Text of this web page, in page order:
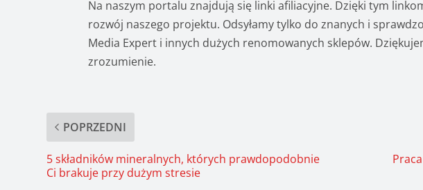
Na naszym portalu znajdują się linki afiliacyjne. Dzięki tym
rozwój naszego projektu. Odsyłamy tylko do znanych i
Media Expert i innych dużych renomowanych sklepów.
zrozumienie.
POPRZEDNI
5 składników mineralnych, których prawdopodobnie
Ci brakuje przy dużym stresie